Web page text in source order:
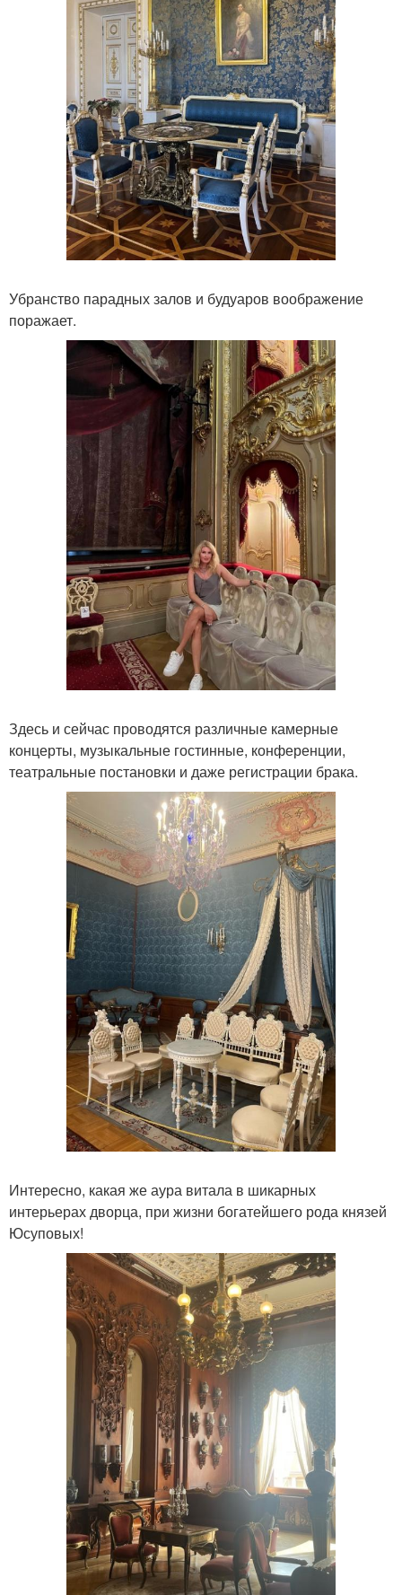
Убранство парадных залов и будуаров воображение
поражает.
Здесь и сейчас проводятся различные камерные
концерты, музыкальные гостинные, конференции,
театральные постановки и даже регистрации брака.
Интересно, какая же аура витала в шикарных
интерьерах дворца, при жизни богатейшего рода князей
Юсуповых!